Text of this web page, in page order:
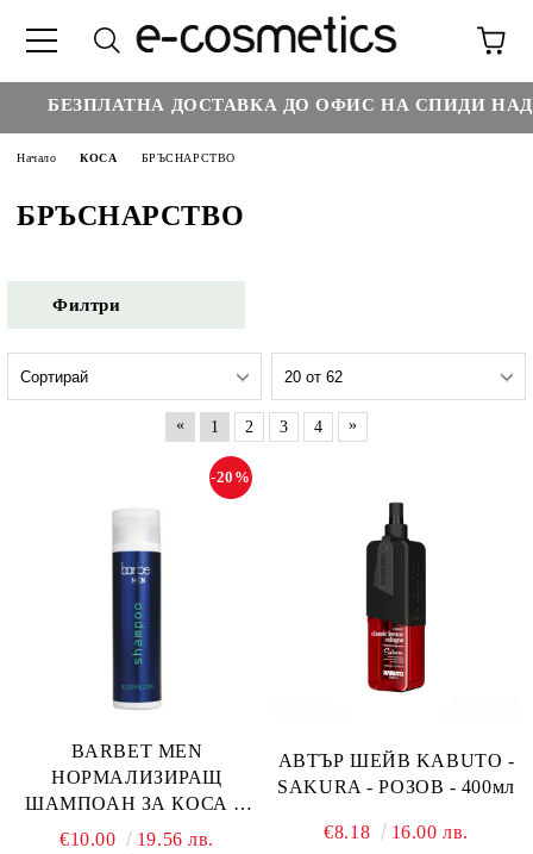
БЕЗПЛАТНА ДОСТАВКА ДО ОФИС НА СПИДИ НАД :
Начало КОСА БРЪСНАРСТВО
БРЪСНАРСТВО
Филтри
« 1 2 3 4 »
BARBET MEN
НОРМАЛИЗИРАЩ
ШАМПОАН ЗА КОСА И
БРАДА - 250мл
-20%
€10.00 19.56 лв.
АВТЪР ШЕЙВ KABUTO -
SAKURA - РОЗОВ - 400мл
€8.18 16.00 лв.